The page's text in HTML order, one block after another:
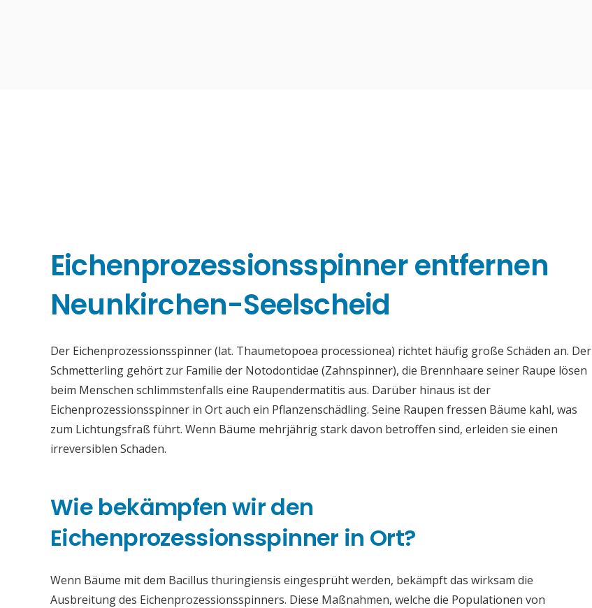
Eichenprozessionsspinner entfernen
Neunkirchen-Seelscheid
Der Eichenprozessionsspinner (lat. Thaumetopoea processionea) richtet häufig große Schäden an. Der
Schmetterling gehört zur Familie der Notodontidae (Zahnspinner), die Brennhaare seiner Raupe lösen
beim Menschen schlimmstenfalls eine Raupendermatitis aus. Darüber hinaus ist der
Eichenprozessionsspinner in Ort auch ein Pflanzenschädling. Seine Raupen fressen Bäume kahl, was
zum Lichtungsfraß führt. Wenn Bäume mehrjährig stark davon betroffen sind, erleiden sie einen
irreversiblen Schaden.
Wie bekämpfen wir den
Eichenprozessionsspinner in Ort?
Wenn Bäume mit dem Bacillus thuringiensis eingesprüht werden, bekämpft das wirksam die
Ausbreitung des Eichenprozessionsspinners. Diese Maßnahmen, welche die Populationen von